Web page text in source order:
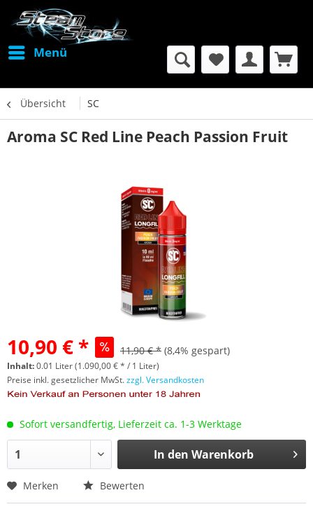
Menü
Übersicht SC
Aroma SC Red Line Peach Passion Fruit
10,90 € * 11,90 € * (8,4% gespart)
Inhalt:0.01 Liter (1.090,00 € * / 1 Liter)
Preise inkl. gesetzlicher MwSt.zzgl. Versandkosten
Sofort versandfertig, Lieferzeit ca. 1-3 Werktage
In den Warenkorb
Merken Bewerten